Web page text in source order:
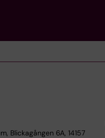
Blickagången 6A, 14157